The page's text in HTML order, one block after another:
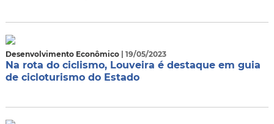
Desenvolvimento Econômico | 19/05/2023
Na rota do ciclismo, Louveira é destaque em guia
de cicloturismo do Estado